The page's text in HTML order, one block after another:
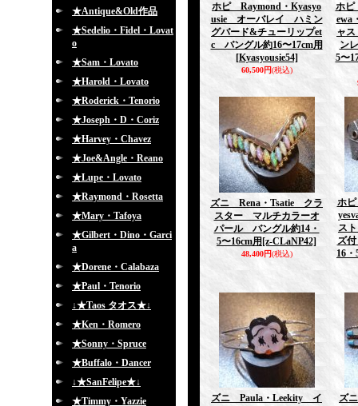
★Antique&Old作品
★Sedelio・Fidel・Lovat
o
★Sam・Lovato
★Harold・Lovato
★Roderick・Tenorio
★Joseph・D・Coriz
★Harvey・Chavez
★Joe&Angle・Reano
★Lupe・Lovato
★Raymond・Rosetta
★Mary・Tafoya
★Gilbert・Dino・Garci
a
★Dorene・Calabaza
★Paul・Tenorio
↓★Taos タオス★↓
★Ken・Romero
★Sonny・Spruce
★Buffalo・Dancer
↓★SanFelipe★↓
★Timmy・Yazzie
ホピ Raymond・Kyasyo
usie オーバレイ ハミン
グバード&チューリップet
c バングル約16〜17cm用
[Kyasyousie54]
60,500円(税込)
ホピ
ewa
ャ
ン
5〜
ズニ Rena・Tsatie クラ
スター マルチカラーオ
パール バングル約14・
5〜16cm用 [z-CLaNP42]
48,400円(税込)
ホ
ス
ズ
16
ズニ Paula・Leekity イ
ズ